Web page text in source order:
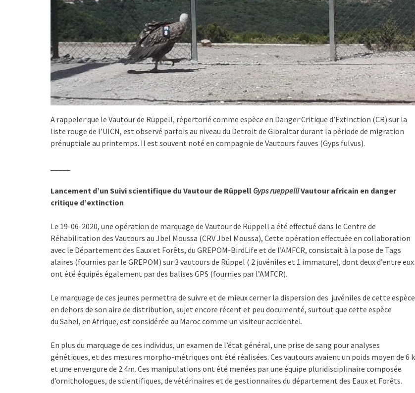
A rappeler que le Vautour de Rüppell, répertorié comme espèce en Danger Critique d’Extinction (CR) sur la
liste rouge de l’UICN, est observé parfois au niveau du Detroit de Gibraltar durant la période de migration
prénuptiale au printemps. Il est souvent noté en compagnie de Vautours fauves (Gyps fulvus).
Lancement d’un Suivi scientifique du Vautour de Rüppell Gyps rueppelliVautour africain en danger
critique d’extinction
Le 19-06-2020, une opération de marquage de Vautour de Rüppell a été effectué dans le Centre de
Réhabilitation des Vautours au Jbel Moussa (CRV Jbel Moussa), Cette opération effectuée en collaboration
avec le Département des Eaux et Forêts, du GREPOM-BirdLife et de l’AMFCR, consistait à la pose de Tags
alaires (fournies par le GREPOM) sur 3 vautours de Rüppel ( 2 juvéniles et 1 immature), dont deux d’entre eux
ont été équipés également par des balises GPS (fournies par l’AMFCR).
Le marquage de ces jeunes permettra de suivre et de mieux cerner la dispersion des juvéniles de cette espèce
en dehors de son aire de distribution, sujet encore récent et peu documenté, surtout que cette espèce
du Sahel, en Afrique, est considérée au Maroc comme un visiteur accidentel.
En plus du marquage de ces individus, un examen de l’état général, une prise de sang pour analyses
génétiques, et des mesures morpho-métriques ont été réalisées. Ces vautours avaient un poids moyen de 6
et une envergure de 2.4m. Ces manipulations ont été menées par une équipe pluridisciplinaire composée
d’ornithologues, de scientifiques, de vétérinaires et de gestionnaires du département des Eaux et Forêts.